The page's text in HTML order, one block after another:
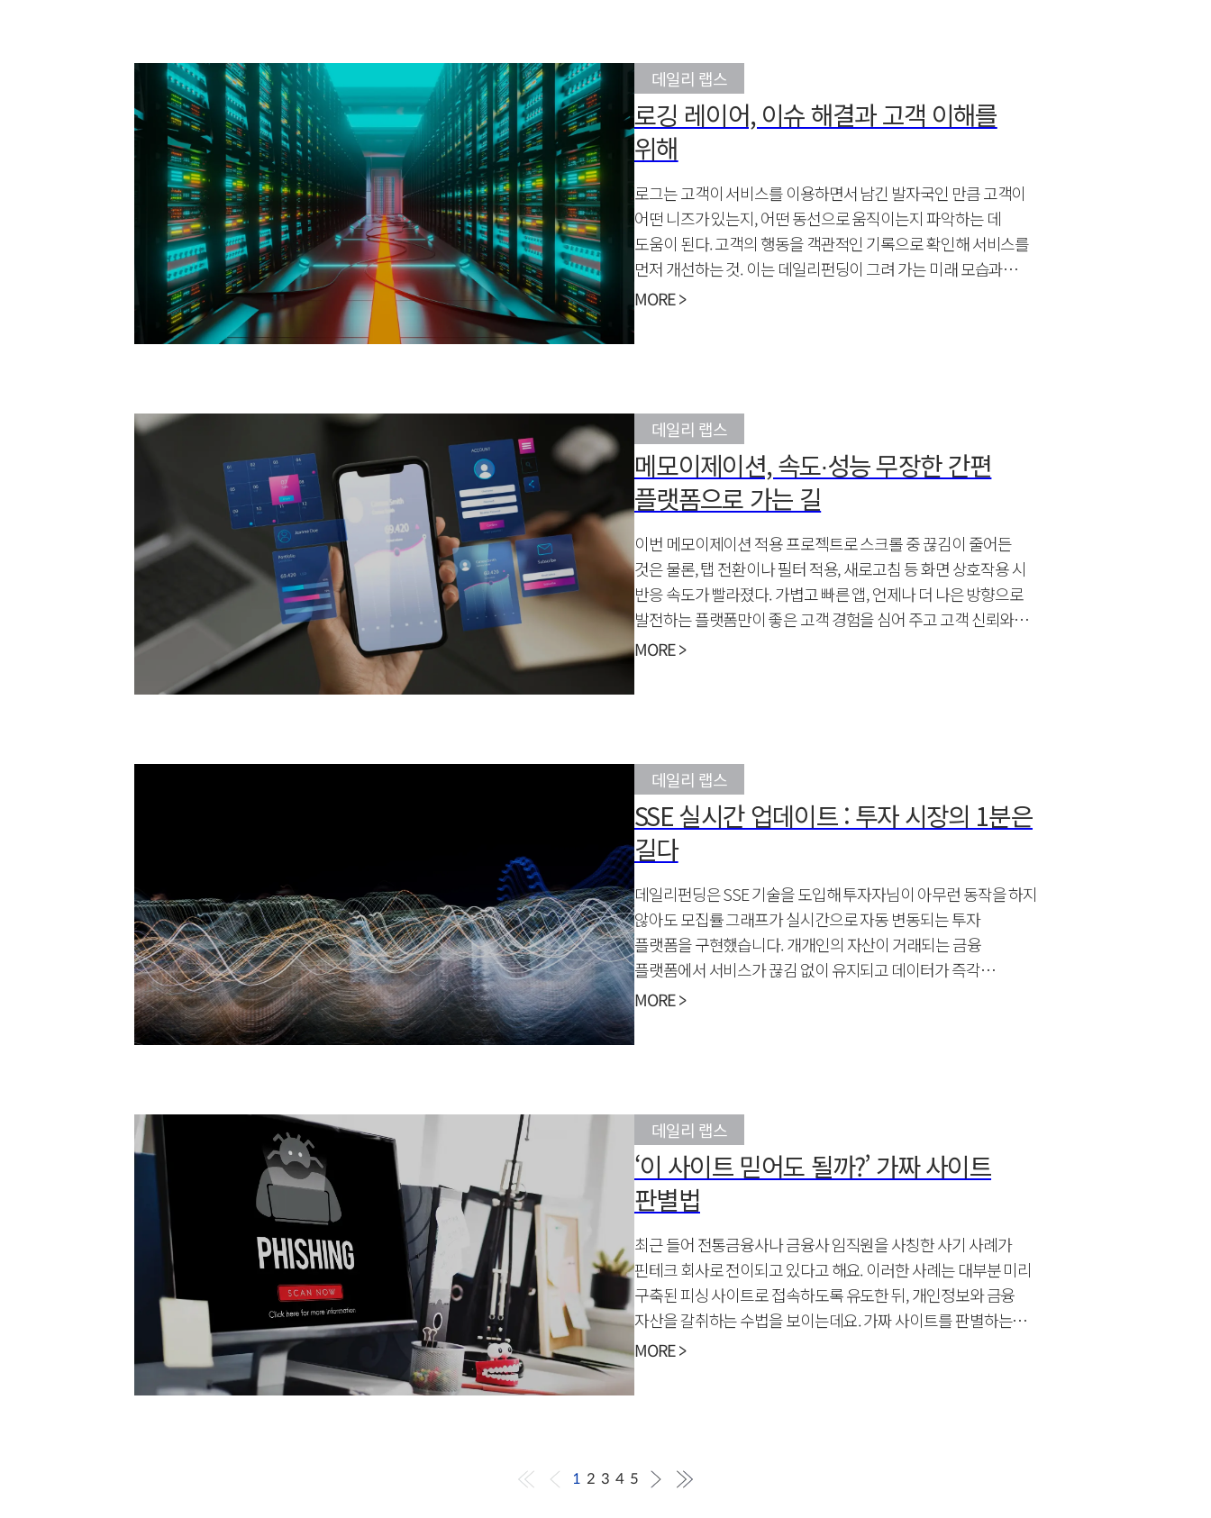
데일리 랩스
로깅 레이어, 이슈 해결과 고객 이해를
위해
로그는 고객이 서비스를 이용하면서 남긴 발자국인 만큼 고객이
어떤 니즈가 있는지, 어떤 동선으로 움직이는지 파악하는 데
도움이 된다. 고객의 행동을 객관적인 기록으로 확인해 서비스를
먼저 개선하는 것. 이는 데일리펀딩이 그려 가는 미래 모습과
맞닿은 이야기다.
MORE >
데일리 랩스
메모이제이션, 속도∙성능 무장한 간편
플랫폼으로 가는 길
이번 메모이제이션 적용 프로젝트로 스크롤 중 끊김이 줄어든
것은 물론, 탭 전환이나 필터 적용, 새로고침 등 화면 상호작용 시
반응 속도가 빨라졌다. 가볍고 빠른 앱, 언제나 더 나은 방향으로
발전하는 플랫폼만이 좋은 고객 경험을 심어 주고 고객 신뢰와
편의를 전한다.
MORE >
데일리 랩스
SSE 실시간 업데이트 : 투자 시장의 1분은
길다
데일리펀딩은 SSE 기술을 도입해 투자자님이 아무런 동작을 하지
않아도 모집률 그래프가 실시간으로 자동 변동되는 투자
플랫폼을 구현했습니다. 개개인의 자산이 거래되는 금융
플랫폼에서 서비스가 끊김 없이 유지되고 데이터가 즉각
전달된다는 것은 신뢰와도 연결되니까요.
MORE >
데일리 랩스
‘이 사이트 믿어도 될까?’ 가짜 사이트
판별법
최근 들어 전통금융사나 금융사 임직원을 사칭한 사기 사례가
핀테크 회사로 전이되고 있다고 해요. 이러한 사례는 대부분 미리
구축된 피싱 사이트로 접속하도록 유도한 뒤, 개인정보와 금융
자산을 갈취하는 수법을 보이는데요. 가짜 사이트를 판별하는
체크리스트를 살펴보세요.
MORE >
1 2 3 4 5